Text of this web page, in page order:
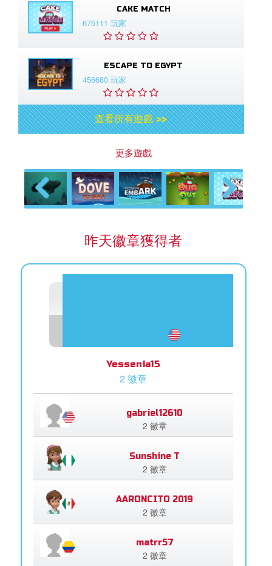
CAKE MATCH
675111 玩家
ESCAPE TO EGYPT
456680 玩家
查看所有遊戲 >>
更多遊戲
Previous Next
昨天徽章獲得者
Yessenia15
2 徽章
gabriel12610
2 徽章
Sunshine T
2 徽章
AARONCITO 2019
2 徽章
matrr57
2 徽章